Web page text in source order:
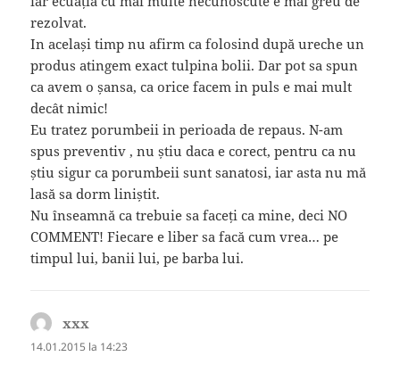
rezolvat.
In același timp nu afirm ca folosind după ureche un
produs atingem exact tulpina bolii. Dar pot sa spun
ca avem o șansa, ca orice facem in puls e mai mult
decât nimic!
Eu tratez porumbeii in perioada de repaus. N-am
spus preventiv , nu știu daca e corect, pentru ca nu
știu sigur ca porumbeii sunt sanatosi, iar asta nu mă
lasă sa dorm liniștit.
Nu înseamnă ca trebuie sa faceți ca mine, deci NO
COMMENT! Fiecare e liber sa facă cum vrea… pe
timpul lui, banii lui, pe barba lui.
xxx
14.01.2015 la 14:23